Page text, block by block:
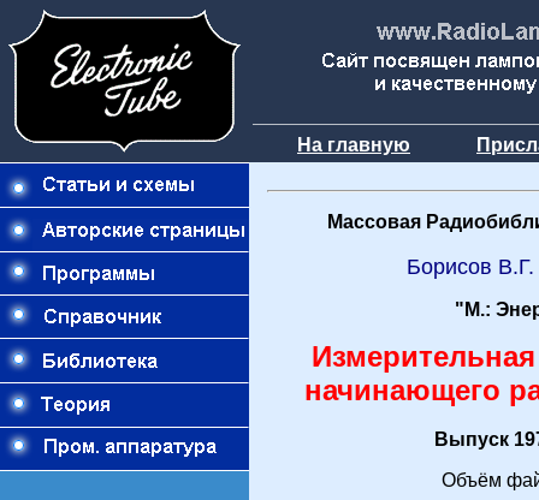
На главную
Массовая
Борисов
"М.:
начинающего
Выпуск
Объём